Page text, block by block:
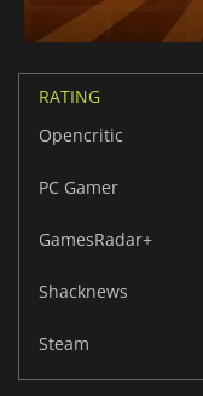
RATING
Opencritic
PC Gamer
GamesRadar+
Shacknews
Steam